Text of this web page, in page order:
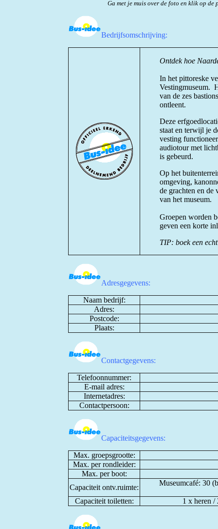
Ga met je muis over de foto en klik op
Bedrijfsomschrijving:
Ontdek hoe
In het pittoreske
Vestingmuseum.
van de zes
ontleent.
Deze
staat en terwijl je
vesting
audiotour met
is gebeurd.
Op het
omgeving,
de grachten en de
van het museum.
Groepen worden
geven een korte
TIP: boek een
Adresgegevens:
Naam bedrijf:
Adres:
Postcode:
Plaats:
Contactgegevens:
Telefoonnummer:
E-mail adres:
Internetadres:
Contactpersoon:
Capaciteitsgegevens:
Max. groepsgrootte:
Max. per rondleider:
Max. per boot:
Capaciteit ontv.ruimte:
Museumcafé: 30
Capaciteit toiletten: 1 x heren